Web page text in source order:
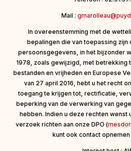
Mail :
In overeenstemming met de
bepalingen die van toepassing zijn
persoonsgegevens, in het bijzonder
1978, zoals gewijzigd, met
bestanden en vrijheden en Europese
van 27 april 2016, hebt u het recht
toegang te krijgen tot, rectificatie,
beperking van de verwerking van
hebben. Indien u deze rechten wenst
verzoek richten aan onze DPO (
kunt ook contact opnemen